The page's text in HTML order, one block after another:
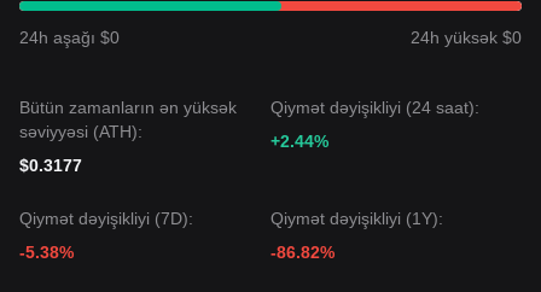
24h aşağı $0 24h yüksək $0
Bütün zamanların ən yüksək
səviyyəsi (ATH):
$0.3177
Qiymət dəyişikliyi (24 saat):
+2.44%
Qiymət dəyişikliyi (7D):
-5.38%
Qiymət dəyişikliyi (1Y):
-86.82%